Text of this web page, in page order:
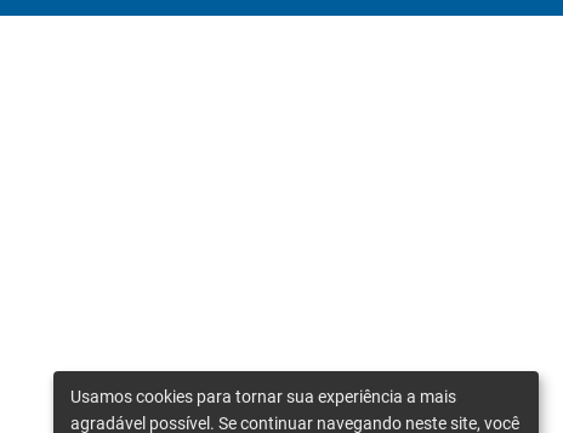
Usamos cookies para tornar sua experiência a mais
agradável possível. Se continuar navegando neste site, você